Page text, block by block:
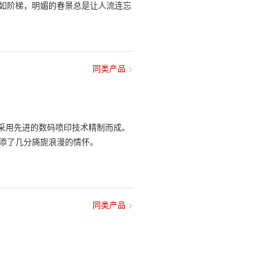
阶梯，明媚的春景总是让人流连忘
同类产品
先进的数码喷印技术精制而成。
了几分旖旎浪漫的情怀。
同类产品